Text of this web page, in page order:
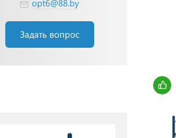
opt6@88.by
Задать вопрос